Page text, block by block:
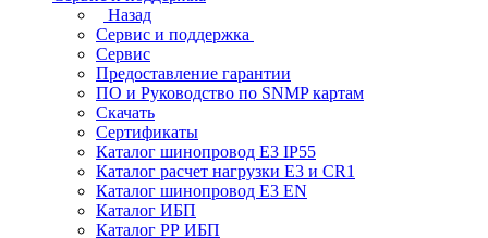
Назад
Сервис и поддержка
Сервис
Предоставление гарантии
ПО и Руководство по SNMP картам
Скачать
Сертификаты
Каталог шинопровод E3 IP55
Каталог расчет нагрузки Е3 и CR1
Каталог шинопровод E3 EN
Каталог ИБП
Каталог РР ИБП